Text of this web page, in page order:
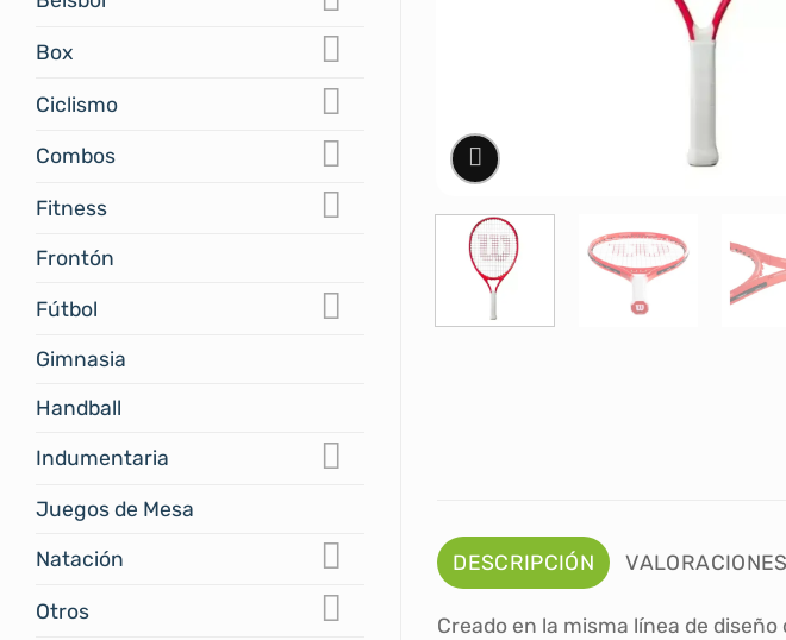
Box
Ciclismo
Combos
Fitness
Frontón
Fútbol
Gimnasia
Handball
Indumentaria
Juegos de Mesa
Natación
Otros
DESCRIPCIÓN
Creado en la misma línea de